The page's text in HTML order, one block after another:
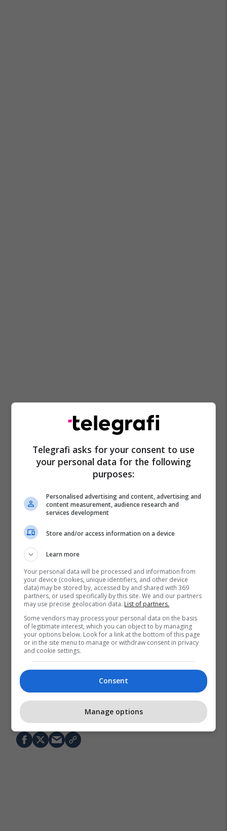
Ligue 1 Mason Greenwood Barcelona
La Liga
Transferimet
Telegrafi asks for your consent to use
your personal data for the following
purposes:
Personalised advertising and content, advertising and
content measurement, audience research and
services development
Store and/or access information on a device
Learn more
Your personal data will be processed and information from
your device (cookies, unique identifiers, and other device
data) may be stored by, accessed by and shared with 369
partners, or used specifically by this site. We and our partners
may use precise geolocation data. List of partners.
Some vendors may process your personal data on the basis
of legitimate interest, which you can object to by managing
your options below. Look for a link at the bottom of this page
or in the site menu to manage or withdraw consent in privacy
and cookie settings.
Consent
Manage options